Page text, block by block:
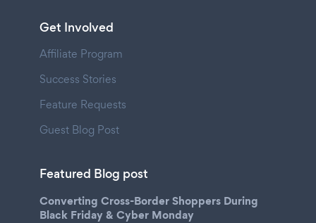
Get Involved
Affiliate Program
Success Stories
Feature Requests
Guest Blog Post
Featured Blog post
Converting Cross-Border Shoppers During
Black Friday & Cyber Monday